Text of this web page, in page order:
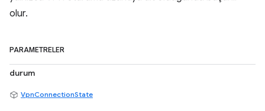
olur.
PARAMETRELER
durum
VpnConnectionState